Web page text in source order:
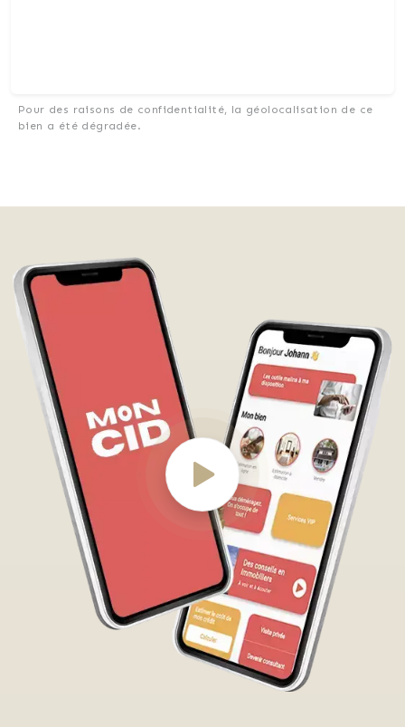
Pour des raisons de confidentialité, la géolocalisation de ce
bien a été dégradée.